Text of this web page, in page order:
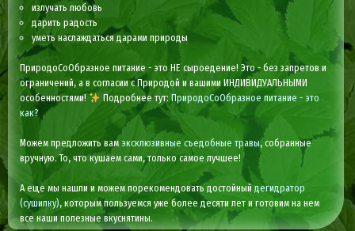
излучать любовь
дарить радость
уметь наслаждаться дарами природы
ПриродоСоОбразное питание - это НЕ сыроедение! Это - без запретов и
ограничений, а в согласии с Природой и вашими ИНДИВИДУАЛЬНЫМИ
особенностями!
Подробнее тут:ПриродоСоОбразное питание - это
как?
Можем предложить вам эксклюзивные съедобные травы, собранные
вручную. То, что кушаем сами, только самое лучшее!
А еще мы нашли и можем порекомендовать достойныйдегидратор
(сушилку), которым пользуемся уже более десяти лет и готовим на нем
все наши полезные вкуснятины.